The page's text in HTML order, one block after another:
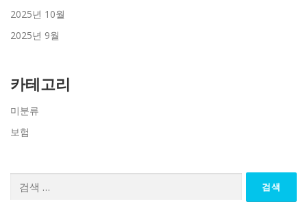
2025년 10월
2025년 9월
카테고리
미분류
보험